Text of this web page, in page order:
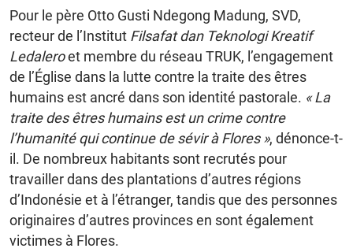
Pour le père Otto Gusti Ndegong Madung, SVD,
recteur de l’Institut Filsafat dan Teknologi Kreatif
Ledaleroet membre du réseau TRUK, l’engagement
de l’Église dans la lutte contre la traite des êtres
humains est ancré dans son identité pastorale. « La
traite des êtres humains est un crime contre
l’humanité qui continue de sévir à Flores », dénonce-t-
il. De nombreux habitants sont recrutés pour
travailler dans des plantations d’autres régions
d’Indonésie et à l’étranger, tandis que des personnes
originaires d’autres provinces en sont également
victimes à Flores.